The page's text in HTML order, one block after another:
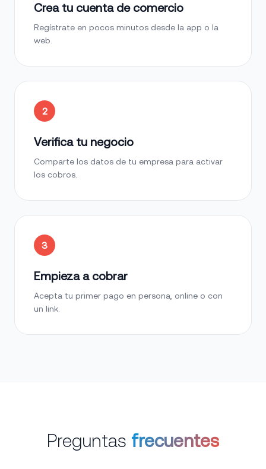
Crea tu cuenta de comercio
Regístrate en pocos minutos desde la app o la
web.
2
Verifica tu negocio
Comparte los datos de tu empresa para activar
los cobros.
3
Empieza a cobrar
Acepta tu primer pago en persona, online o con
un link.
Preguntas frecuentes